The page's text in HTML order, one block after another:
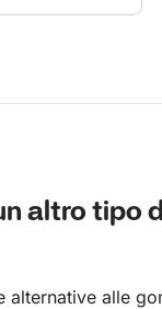
altro tipo
alternative alle